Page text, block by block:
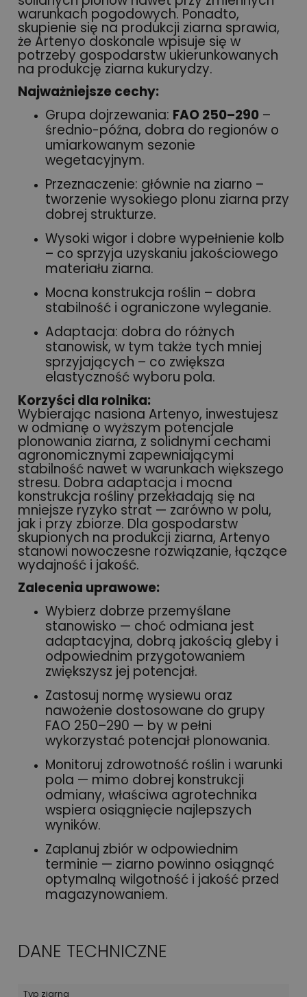
warunkach pogodowych. Ponadto,
skupienie się na produkcji ziarna sprawia,
że Artenyo doskonale wpisuje się w
potrzeby gospodarstw ukierunkowanych
na produkcję ziarna kukurydzy.
Najważniejsze cechy:
Grupa dojrzewania: FAO 250–290 –
średnio-późna, dobra do regionów o
umiarkowanym sezonie
wegetacyjnym.
Przeznaczenie: głównie na ziarno –
tworzenie wysokiego plonu ziarna przy
dobrej strukturze.
Wysoki wigor i dobre wypełnienie kolb
– co sprzyja uzyskaniu jakościowego
materiału ziarna.
Mocna konstrukcja roślin – dobra
stabilność i ograniczone wyleganie.
Adaptacja: dobra do różnych
stanowisk, w tym także tych mniej
sprzyjających – co zwiększa
elastyczność wyboru pola.
Korzyści dla rolnika:
Wybierając nasiona Artenyo, inwestujesz
w odmianę o wyższym potencjale
plonowania ziarna, z solidnymi cechami
agronomicznymi zapewniającymi
stabilność nawet w warunkach większego
stresu. Dobra adaptacja i mocna
konstrukcja rośliny przekładają się na
mniejsze ryzyko strat — zarówno w polu,
jak i przy zbiorze. Dla gospodarstw
skupionych na produkcji ziarna, Artenyo
stanowi nowoczesne rozwiązanie, łączące
wydajność i jakość.
Zalecenia uprawowe:
Wybierz dobrze przemyślane
stanowisko — choć odmiana jest
adaptacyjna, dobrą jakością gleby i
odpowiednim przygotowaniem
zwiększysz jej potencjał.
Zastosuj normę wysiewu oraz
nawożenie dostosowane do grupy
FAO 250–290 — by w pełni
wykorzystać potencjał plonowania.
Monitoruj zdrowotność roślin i warunki
pola — mimo dobrej konstrukcji
odmiany, właściwa agrotechnika
wspiera osiągnięcie najlepszych
wyników.
Zaplanuj zbiór w odpowiednim
terminie — ziarno powinno osiągnąć
optymalną wilgotność i jakość przed
magazynowaniem.
DANE TECHNICZNE
Typ ziarna